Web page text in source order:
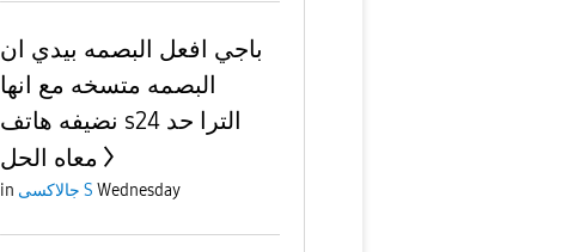
باجي افعل البصمه بيدي ان
البصمه متسخه مع انها
نضيفه هاتف s24 الترا حد
معاه الحل
in جالاكسى S Wednesday